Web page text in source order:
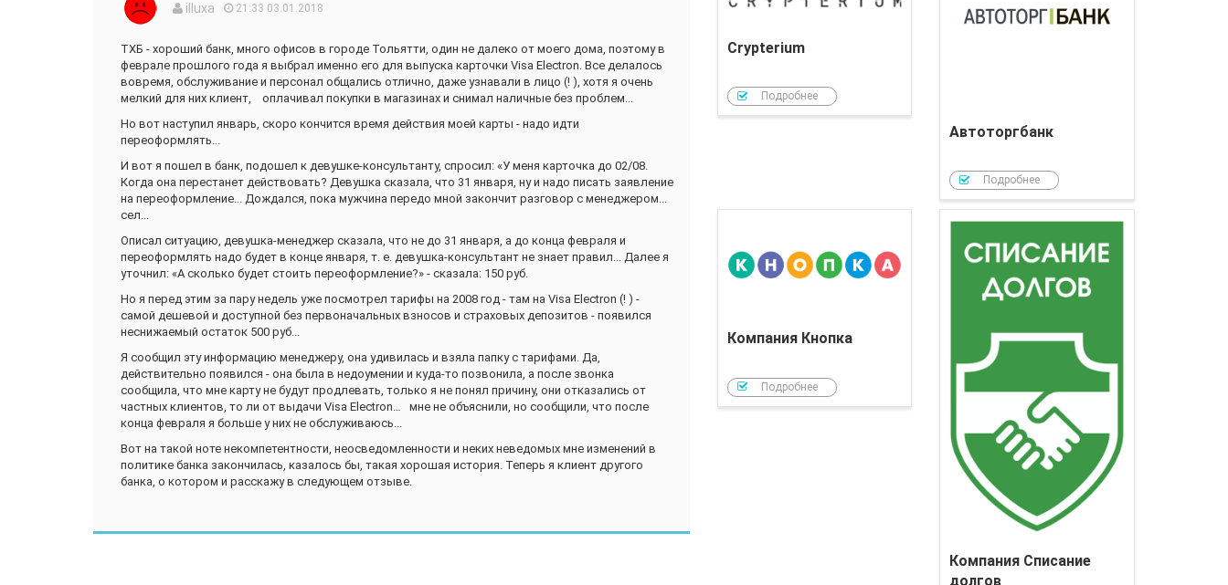
illuxa 21:33 03.01.2018
ТХБ - хороший банк, много офисов в городе Тольятти, один не далеко от моего дома, поэтому в
феврале прошлого года я выбрал именно его для выпуска карточки Visa Electron. Все делалось
вовремя, обслуживание и персонал общались отлично, даже узнавали в лицо (! ), хотя я очень
мелкий для них клиент, оплачивал покупки в магазинах и снимал наличные без проблем...
Но вот наступил январь, скоро кончится время действия моей карты - надо идти
переоформлять...
И вот я пошел в банк, подошел к девушке-консультанту, спросил: «У меня карточка до 02/08.
Когда она перестанет действовать? Девушка сказала, что 31 января, ну и надо писать заявление
на переоформление... Дождался, пока мужчина передо мной закончит разговор с менеджером...
сел...
Описал ситуацию, девушка-менеджер сказала, что не до 31 января, а до конца февраля и
переоформлять надо будет в конце января, т. е. девушка-консультант не знает правил... Далее я
уточнил: «А сколько будет стоить переоформление?» - сказала: 150 руб.
Но я перед этим за пару недель уже посмотрел тарифы на 2008 год - там на Visa Electron (! ) -
самой дешевой и доступной без первоначальных взносов и страховых депозитов - появился
неснижаемый остаток 500 руб...
Я сообщил эту информацию менеджеру, она удивилась и взяла папку с тарифами. Да,
действительно появился - она была в недоумении и куда-то позвонила, а после звонка
сообщила, что мне карту не будут продлевать, только я не понял причину, они отказались от
частных клиентов, то ли от выдачи Visa Electron… мне не объяснили, но сообщили, что после
конца февраля я больше у них не обслуживаюсь...
Вот на такой ноте некомпетентности, неосведомленности и неких неведомых мне изменений в
политике банка закончилась, казалось бы, такая хорошая история. Теперь я клиент другого
банка, о котором и расскажу в следующем отзыве.
Crypterium
Подробнее
Автоторгбанк
Подробнее
Компания Кнопка
Подробнее
Компания Кнопка
Компания Списание
долгов